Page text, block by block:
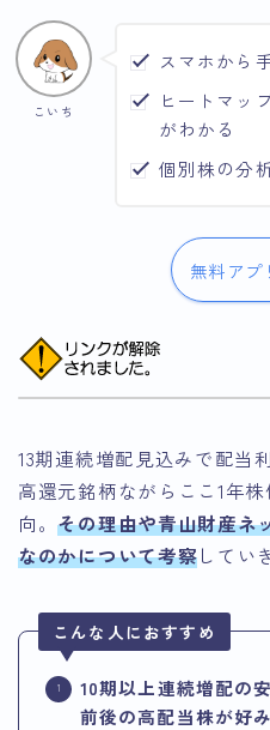
こいち
スマホから
ヒートマッ
がわかる
個別株の分
無料アプ
13期連続増配見込みで配当
高還元銘柄ながらここ1年
向。その理由や青山財産ネ
なのかについて考察してい
こんな人におすすめ
10期以上連続増配の
前後の高配当株が好み